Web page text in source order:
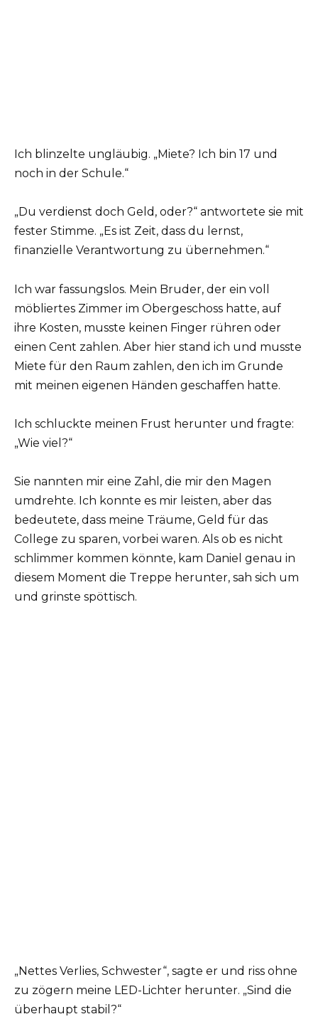
Ich blinzelte ungläubig. „Miete? Ich bin 17 und
noch in der Schule.“
„Du verdienst doch Geld, oder?“ antwortete sie mit
fester Stimme. „Es ist Zeit, dass du lernst,
finanzielle Verantwortung zu übernehmen.“
Ich war fassungslos. Mein Bruder, der ein voll
möbliertes Zimmer im Obergeschoss hatte, auf
ihre Kosten, musste keinen Finger rühren oder
einen Cent zahlen. Aber hier stand ich und musste
Miete für den Raum zahlen, den ich im Grunde
mit meinen eigenen Händen geschaffen hatte.
Ich schluckte meinen Frust herunter und fragte:
„Wie viel?“
Sie nannten mir eine Zahl, die mir den Magen
umdrehte. Ich konnte es mir leisten, aber das
bedeutete, dass meine Träume, Geld für das
College zu sparen, vorbei waren. Als ob es nicht
schlimmer kommen könnte, kam Daniel genau in
diesem Moment die Treppe herunter, sah sich um
und grinste spöttisch.
„Nettes Verlies, Schwester“, sagte er und riss ohne
zu zögern meine LED-Lichter herunter. „Sind die
überhaupt stabil?“